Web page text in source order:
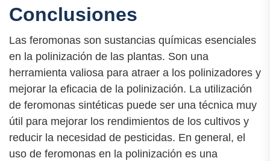
Conclusiones
Las feromonas son sustancias químicas esenciales
en la polinización de las plantas. Son una
herramienta valiosa para atraer a los polinizadores y
mejorar la eficacia de la polinización. La utilización
de feromonas sintéticas puede ser una técnica muy
útil para mejorar los rendimientos de los cultivos y
reducir la necesidad de pesticidas. En general, el
uso de feromonas en la polinización es una